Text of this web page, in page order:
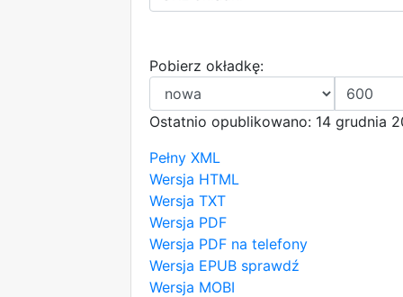
Pobierz okładkę:
Ostatnio opublikowano: 14 grudnia
Pełny XML
Wersja HTML
Wersja TXT
Wersja PDF
Wersja PDF na telefony
Wersja EPUB sprawdź
Wersja MOBI